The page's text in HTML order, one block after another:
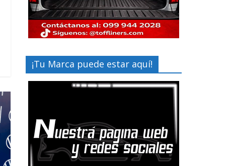
¡Tu Marca puede estar aquí!